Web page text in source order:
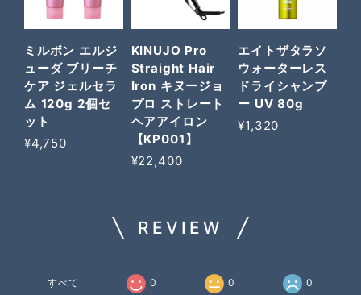
ミルボン エルジ
ューダ ブリーチ
ケア ジェルセラ
ム 120g 2個セ
ット
¥4,750
KINUJO Pro
Straight Hair
Iron キヌージョ
プロ ストレート
ヘアアイロン
【KP001】
¥22,400
エイトザタラソ
ウォーターレス
ドライシャンプ
ー UV 80g
¥1,320
REVIEW
すべて 0 0 0